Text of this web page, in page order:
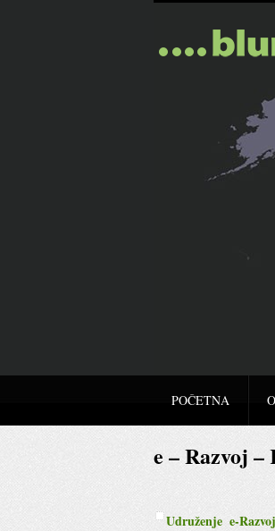
POČETNA
e – Razvoj –
Udruženje e-Razvoj